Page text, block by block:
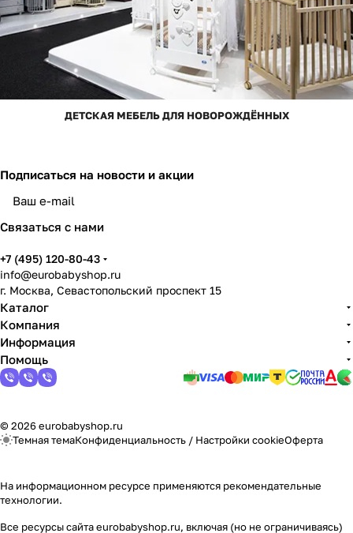
ДЕТСКАЯ МЕБЕЛЬ ДЛЯ НОВОРОЖДЁННЫХ
Подписаться на новости и акции
Связаться с нами
+7 (495) 120-80-43
info@eurobabyshop.ru
г. Москва, Севастопольский проспект 15
Каталог
Компания
Информация
Помощь
© 2026 eurobabyshop.ru
Темная темаКонфиденциальность / Настройки cookieОферта
На информационном ресурсе применяются рекомендательные
технологии.
Все ресурсы сайта eurobabyshop.ru, включая (но не ограничиваясь)